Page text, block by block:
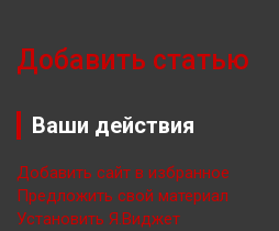
Добавить статью
Ваши действия
Добавить сайт в избранное
Предложить свой материал
Установить Я.Виджет